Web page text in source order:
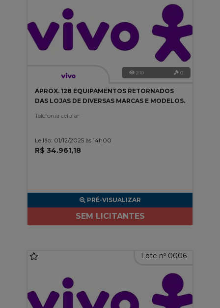
210 0
APROX. 128 EQUIPAMENTOS RETORNADOS
DAS LOJAS DE DIVERSAS MARCAS E MODELOS.
Telefonia celular
Leilão: 01/12/2025 às 14h00
R$ 34.961,18
PRÉ-VISUALIZAR
SEM LICITANTES
Lote nº 0006